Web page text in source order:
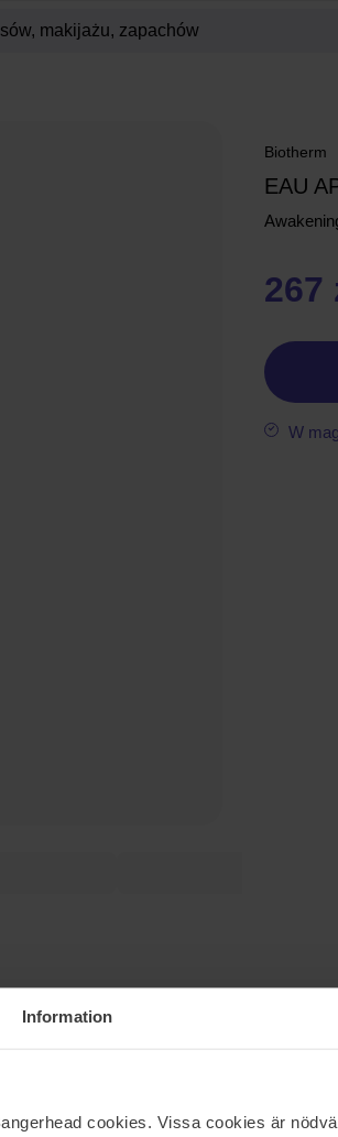
Information
cookies. Vissa cookies är
Biotherm
EAU
267
W
ciała i duszy. Naturalne
skórze piękny
codziennie, aby obudzić
firmy Biotherm przechodzą
przy zakupie